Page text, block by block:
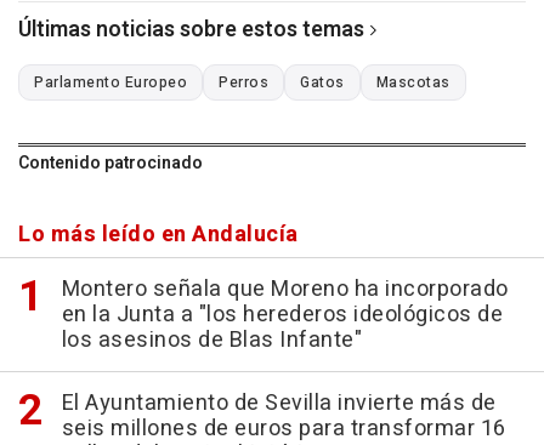
Últimas noticias sobre estos temas
Parlamento Europeo Perros Gatos Mascotas
Contenido patrocinado
Lo más leído en Andalucía
Montero señala que Moreno ha incorporado
en la Junta a "los herederos ideológicos de
los asesinos de Blas Infante"
El Ayuntamiento de Sevilla invierte más de
seis millones de euros para transformar 16